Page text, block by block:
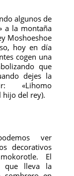
algunos de
a la montaña
Moshoeshoe
hoy en día
cogen una
que
dejes la
«Lihomo
hijo del rey).
ver
decorativos
El
que lleva la